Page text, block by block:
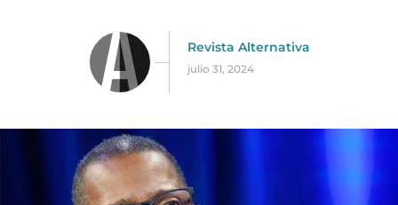
Revista Alternativa
julio 31, 2024